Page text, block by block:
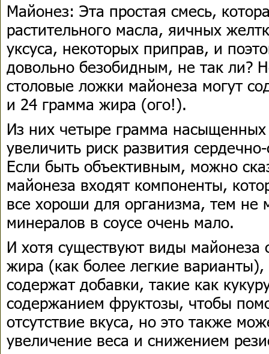
Майонез: Эта простая смесь,
растительного масла, яичных
уксуса, некоторых приправ, и
довольно безобидным, не так ли?
столовые ложки майонеза могут
и 24 грамма жира (ого!).
Из них четыре грамма
увеличить риск развития
Если быть объективным, можно
майонеза входят компоненты,
все хороши для организма, тем не
минералов в соусе очень мало.
И хотя существуют виды майонеза
жира (как более легкие
содержат добавки, такие как
содержанием фруктозы, чтобы
отсутствие вкуса, но это также
увеличение веса и снижением